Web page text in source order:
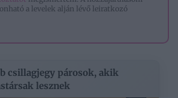
a levelek alján lévő leiratkozó
csillagjegy párosok, akik
lesznek